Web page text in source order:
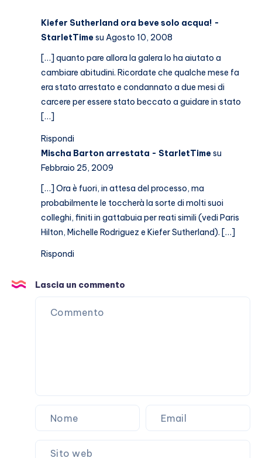
Kiefer Sutherland ora beve solo acqua! -
StarletTimesu Agosto 10, 2008
[…] quanto pare allora la galera lo ha aiutato a
cambiare abitudini. Ricordate che qualche mese fa
era stato arrestato e condannato a due mesi di
carcere per essere stato beccato a guidare in stato
[…]
Rispondi
Mischa Barton arrestata - StarletTimesu
Febbraio 25, 2009
[…] Ora è fuori, in attesa del processo, ma
probabilmente le toccherà la sorte di molti suoi
colleghi, finiti in gattabuia per reati simili (vedi Paris
Hilton, Michelle Rodriguez e Kiefer Sutherland). […]
Rispondi
Lascia un commento